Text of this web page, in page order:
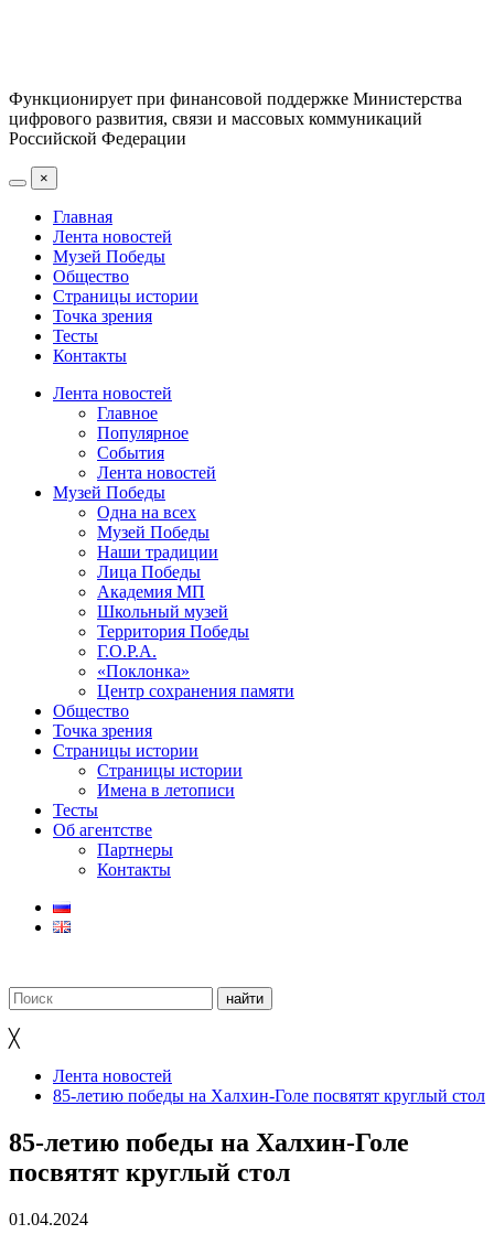
Функционирует при финансовой поддержке Министерства
цифрового развития, связи и массовых коммуникаций
Российской Федерации
×
Главная
Лента новостей
Музей Победы
Общество
Страницы истории
Точка зрения
Тесты
Контакты
Лента новостей
Главное
Популярное
События
Лента новостей
Музей Победы
Одна на всех
Музей Победы
Наши традиции
Лица Победы
Академия МП
Школьный музей
Территория Победы
Г.О.Р.А.
«Поклонка»
Центр сохранения памяти
Общество
Точка зрения
Страницы истории
Страницы истории
Имена в летописи
Тесты
Об агентстве
Партнеры
Контакты
╳
Лента новостей
85-летию победы на Халхин-Голе посвятят круглый стол
85-летию победы на Халхин-Голе
посвятят круглый стол
01.04.2024